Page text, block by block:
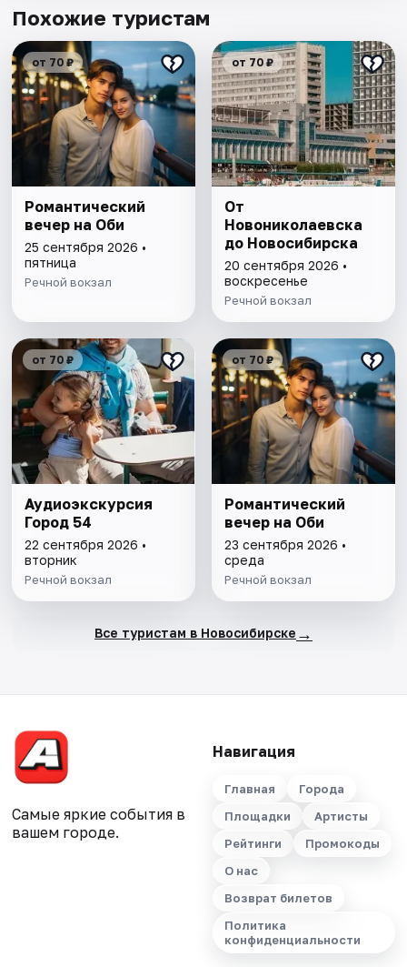
Похожие туристам
от 70 ₽
Романтический
вечер на Оби
25 сентября 2026 •
пятница
Речной вокзал
от 70 ₽
От
Новониколаевска
до Новосибирска
20 сентября 2026 •
воскресенье
Речной вокзал
от 70 ₽
Аудиоэкскурсия
Город 54
22 сентября 2026 •
вторник
Речной вокзал
от 70 ₽
Романтический
вечер на Оби
23 сентября 2026 •
среда
Речной вокзал
Все туристам в Новосибирске →
Самые яркие события в
вашем городе.
Навигация
Главная
Города
Площадки
Артисты
Рейтинги
Промокоды
О нас
Возврат билетов
Политика
конфиденциальности